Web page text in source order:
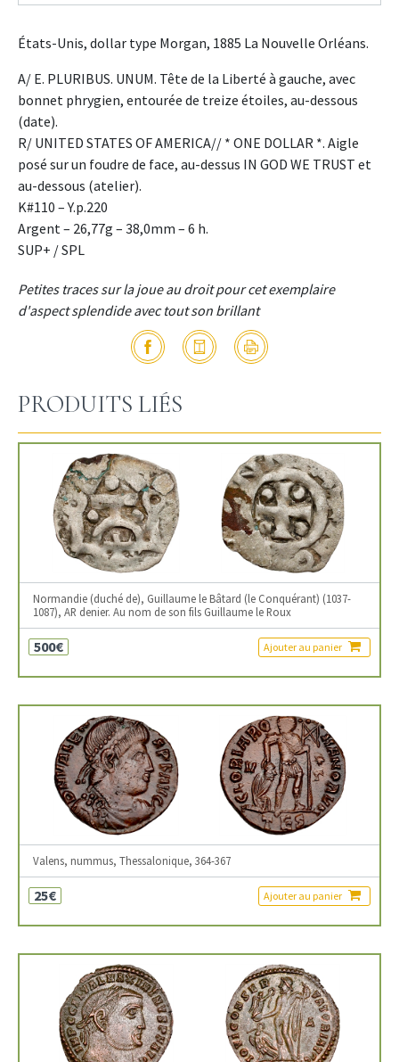
États-Unis, dollar type Morgan, 1885 La Nouvelle Orléans.
A/ E. PLURIBUS. UNUM. Tête de la Liberté à gauche, avec
bonnet phrygien, entourée de treize étoiles, au-dessous
(date).
R/ UNITED STATES OF AMERICA// * ONE DOLLAR *. Aigle
posé sur un foudre de face, au-dessus IN GOD WE TRUST et
au-dessous (atelier).
K#110 – Y.p.220
Argent – 26,77g – 38,0mm – 6 h.
SUP+ / SPL
Petites traces sur la joue au droit pour cet exemplaire
d'aspect splendide avec tout son brillant
PRODUITS LIÉS
Normandie (duché de), Guillaume le Bâtard (le Conquérant) (1037-
1087), AR denier. Au nom de son fils Guillaume le Roux
500€ Ajouter au panier
Valens, nummus, Thessalonique, 364-367
25€ Ajouter au panier